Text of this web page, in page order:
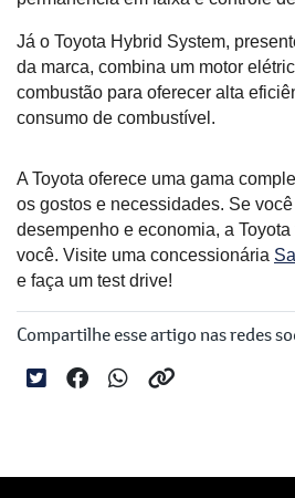
Já o Toyota Hybrid System,
da marca, combina um motor
combustão para oferecer alta
consumo de combustível.
A Toyota oferece uma gama
os gostos e necessidades. Se
desempenho e economia, a
você. Visite uma concessionária
e faça um test drive!
Compartilhe esse artigo nas redes